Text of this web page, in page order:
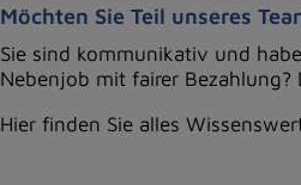
Möchten Sie Teil unseres
Sie sind kommunikativ und
Nebenjob mit fairer
Hier finden Sie alles